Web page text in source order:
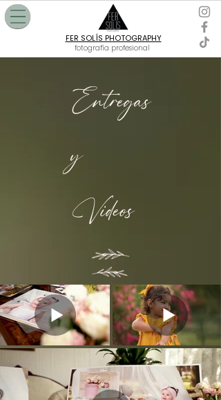
FER SOLÍS PHOTOGRAPHY
fotografía profesional
Entregas
y
Videos